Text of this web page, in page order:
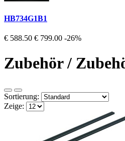
HB734G1B1
€ 588.50 € 799.00 -26%
Zubehör /
Sortierung:
Zeige: